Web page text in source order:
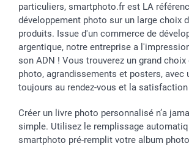
Dénicheur d'idées cadeau
Baptême
Toussaint
Rentrée des classes
Saint-Valentin
Vacances
Gestion des cookies
Tarifs
Partenariats & Influence
Investisseurs
Livraison
Modes de paiement
Grandes quantités
Statut de ma commande
particuliers, smartphoto.fr est LA
développement photo sur un large choix
produits. Issue d'un commerce de
argentique, notre entreprise a
son ADN ! Vous trouverez un grand choix
photo, agrandissements et posters, avec
toujours au rendez-vous et la
Créer un livre photo personnalisé n’a
simple. Utilisez le remplissage
smartphoto pré-remplit votre album